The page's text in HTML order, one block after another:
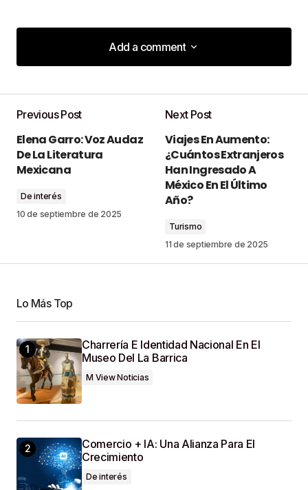
Add a comment
Add a comment
publicada. Los campos obligatorios están
marcados con
Comment
Guardar Mi Nombre, Correo Electrónico Y Sitio
Web En Este Navegador Para La Próxima Vez
Que Haga Un Comentario.
SUBMIT COMMENT
Previous Post
Elena Garro: Voz Audaz
De La Literatura
Mexicana
De interés
10 de septiembre de 2025
Next Post
Viajes En Aumento:
¿Cuántos Extranjeros
Han Ingresado A
México En El Último
Año?
Turismo
11 de septiembre de 2025
Lo Más Top
Charrería E Identidad Nacional En El
Museo Del La Barrica
M View Noticias
Comercio + IA: Una Alianza Para El
Crecimiento
De interés